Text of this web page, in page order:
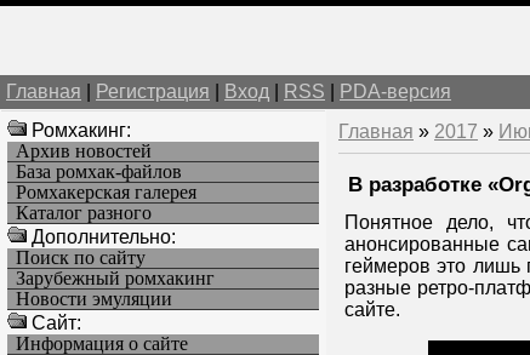
Главная Регистрация Вход RSS PDA-версия
Ромхакинг:
Архив новостей
База ромхак-файлов
Ромхакерская галерея
Каталог разного
Дополнительно:
Поиск по сайту
Зарубежный ромхакинг
Новости эмуляции
Cайт:
Информация о сайте
Главная » 2017 »
В разработке
Понятное дело,
анонсированные
геймеров это лишь
разные ретро-
сайте.